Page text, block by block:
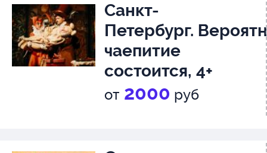
Санкт-
Петербург.
чаепитие
состоится, 4+
от 2000 руб